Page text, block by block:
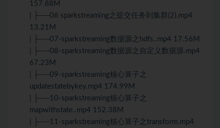
157.88M
| ├──06 sparkstreaming之提交任务到集群(2).mp4
13.21M
| ├──07-sparkstreaming数据源之hdfs..mp4 17.56M
| ├──08-sparkstreaming数据源之自定义数据源.mp4
67.23M
| ├──09-sparkstreaming核心算子之
updatestatebykey.mp4 174.99M
| ├──10-sparkstreaming核心算子之
mapwithstate..mp4 152.38M
| ├──11-sparkstreaming核心算子之transform.mp4